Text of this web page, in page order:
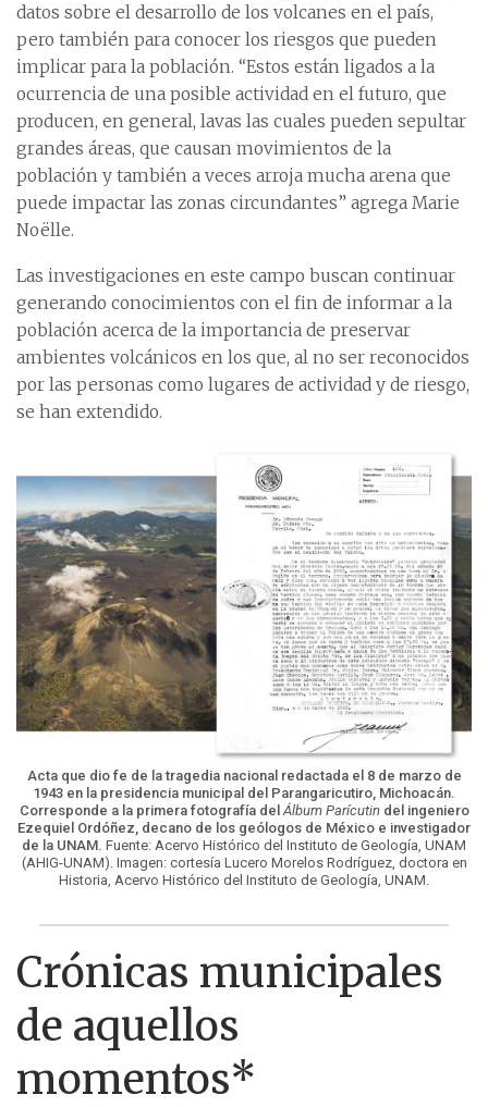
datos sobre el desarrollo de los volcanes en el país,
pero también para conocer los riesgos que pueden
implicar para la población. “Estos están ligados a la
ocurrencia de una posible actividad en el futuro, que
producen, en general, lavas las cuales pueden sepultar
grandes áreas, que causan movimientos de la
población y también a veces arroja mucha arena que
puede impactar las zonas circundantes” agrega Marie
Noëlle.
Las investigaciones en este campo buscan continuar
generando conocimientos con el fin de informar a la
población acerca de la importancia de preservar
ambientes volcánicos en los que, al no ser reconocidos
por las personas como lugares de actividad y de riesgo,
se han extendido.
Acta que dio fe de la tragedia nacional redactada el 8 de marzo de
1943 en la presidencia municipal del Parangaricutiro, Michoacán.
Corresponde a la primera fotografía delÁlbum Parícutindel ingeniero
Ezequiel Ordóñez, decano de los geólogos de México e investigador
de la UNAM. Fuente: Acervo Histórico del Instituto de Geología, UNAM
(AHIG-UNAM). Imagen: cortesía Lucero Morelos Rodríguez, doctora en
Historia, Acervo Histórico del Instituto de Geología, UNAM.
Crónicas municipales
de aquellos
momentos*